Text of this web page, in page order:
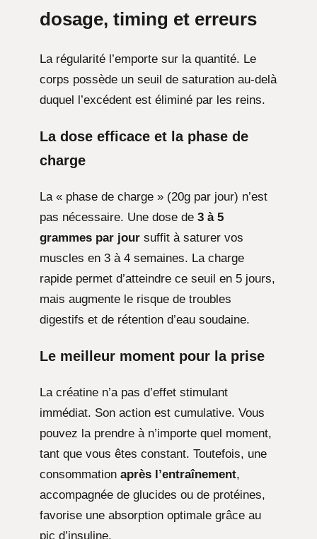
dosage, timing et erreurs
La régularité l’emporte sur la quantité. Le
corps possède un seuil de saturation au-delà
duquel l’excédent est éliminé par les reins.
La dose efficace et la phase de
charge
La « phase de charge » (20g par jour) n’est
pas nécessaire. Une dose de 3 à 5
grammes par jour suffit à saturer vos
muscles en 3 à 4 semaines. La charge
rapide permet d’atteindre ce seuil en 5 jours,
mais augmente le risque de troubles
digestifs et de rétention d’eau soudaine.
Le meilleur moment pour la prise
La créatine n’a pas d’effet stimulant
immédiat. Son action est cumulative. Vous
pouvez la prendre à n’importe quel moment,
tant que vous êtes constant. Toutefois, une
consommation après l’entraînement,
accompagnée de glucides ou de protéines,
favorise une absorption optimale grâce au
pic d’insuline.